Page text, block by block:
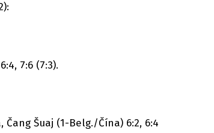
7:6 (7:3).
Čang Šuaj (1-Belg./Čína) 6:2, 6:4